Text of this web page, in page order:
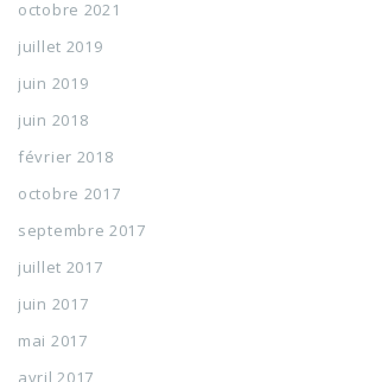
octobre 2021
juillet 2019
juin 2019
juin 2018
février 2018
octobre 2017
septembre 2017
juillet 2017
juin 2017
mai 2017
avril 2017